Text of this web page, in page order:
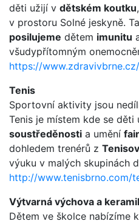
děti užijí v dětském koutku
v prostoru Solné jeskyně.
posilujeme dětem imunitu
všudypřítomným
https://www.zdravivbrne.cz/
Tenis
Sportovní aktivity jsou
Tenis je místem kde se děti
soustředěnosti a umění
dohledem trenérů z
výuku v malých skupinách
http://www.tenisbrno.com/
Výtvarná výchova a
Dětem ve školce nabízíme